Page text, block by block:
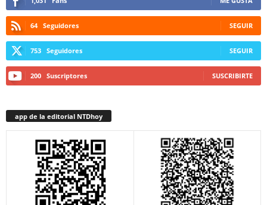
64 Seguidores SEGUIR
753 Seguidores SEGUIR
200 Suscriptores SUSCRIBIRTE
app de la editorial NTDhoy